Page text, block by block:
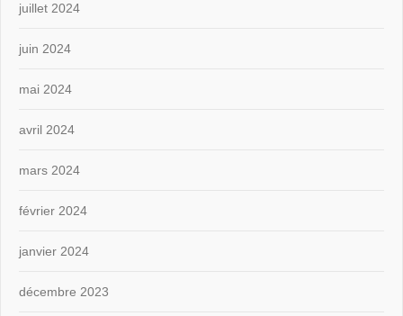
juillet 2024
juin 2024
mai 2024
avril 2024
mars 2024
février 2024
janvier 2024
décembre 2023